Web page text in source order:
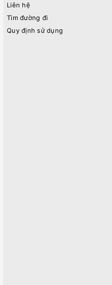
Liên hệ
Tìm đường đi
Quy định sử dụng